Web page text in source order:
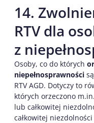
14.
RTV dla
z
Osoby, co do których
niepełnosprawności
RTV AGD. Dotyczy to
których orzeczono
lub całkowitej
całkowitej